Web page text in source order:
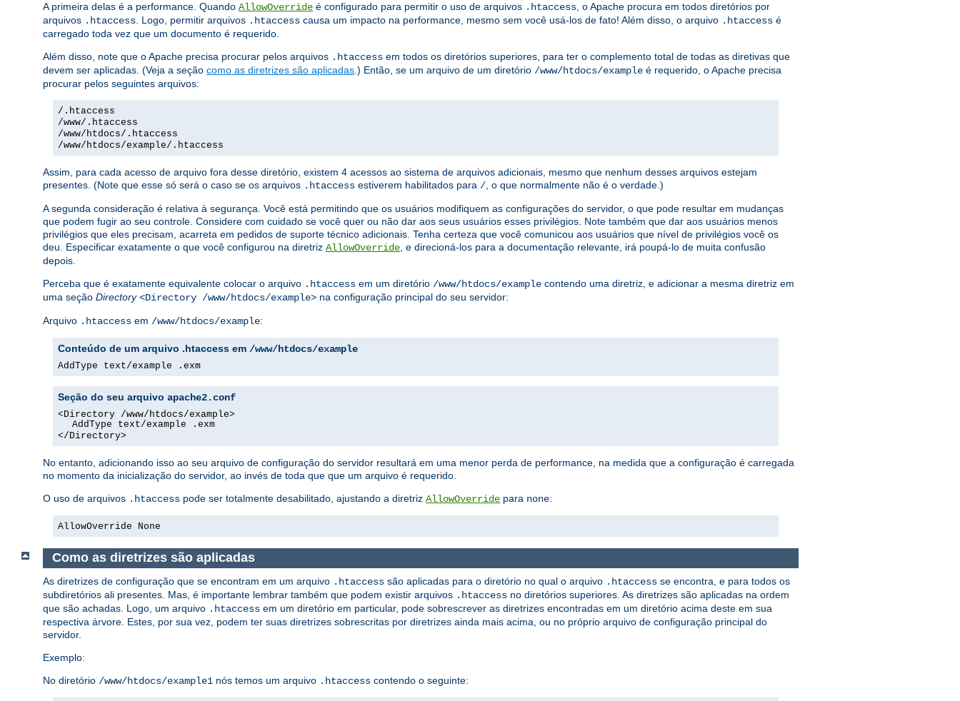
A primeira delas é a performance. Quando AllowOverride é configurado para permitir o uso de arquivos .htaccess, o Apache procura em todos diretórios por
arquivos .htaccess. Logo, permitir arquivos .htaccess causa um impacto na performance, mesmo sem você usá-los de fato! Além disso, o arquivo .htaccess é
carregado toda vez que um documento é requerido.
Além disso, note que o Apache precisa procurar pelos arquivos .htaccess em todos os diretórios superiores, para ter o complemento total de todas as diretivas que
devem ser aplicadas. (Veja a seção como as diretrizes são aplicadas.) Então, se um arquivo de um diretório /www/htdocs/example é requerido, o Apache precisa
procurar pelos seguintes arquivos:
/.htaccess
/www/.htaccess
/www/htdocs/.htaccess
/www/htdocs/example/.htaccess
Assim, para cada acesso de arquivo fora desse diretório, existem 4 acessos ao sistema de arquivos adicionais, mesmo que nenhum desses arquivos estejam
presentes. (Note que esse só será o caso se os arquivos .htaccess estiverem habilitados para /, o que normalmente não é o verdade.)
A segunda consideração é relativa à segurança. Você está permitindo que os usuários modifiquem as configurações do servidor, o que pode resultar em mudanças
que podem fugir ao seu controle. Considere com cuidado se você quer ou não dar aos seus usuários esses privilégios. Note também que dar aos usuários menos
privilégios que eles precisam, acarreta em pedidos de suporte técnico adicionais. Tenha certeza que você comunicou aos usuários que nível de privilégios você os
deu. Especificar exatamente o que você configurou na diretriz AllowOverride, e direcioná-los para a documentação relevante, irá poupá-lo de muita confusão
depois.
Perceba que é exatamente equivalente colocar o arquivo .htaccess em um diretório /www/htdocs/example contendo uma diretriz, e adicionar a mesma diretriz em
uma seção Directory <Directory /www/htdocs/example> na configuração principal do seu servidor:
Arquivo .htaccess em /www/htdocs/example:
Conteúdo de um arquivo .htaccess em /www/htdocs/example
AddType text/example .exm
Seção do seu arquivo apache2.conf
<Directory /www/htdocs/example>
AddType text/example .exm
</Directory>
No entanto, adicionando isso ao seu arquivo de configuração do servidor resultará em uma menor perda de performance, na medida que a configuração é carregada
no momento da inicialização do servidor, ao invés de toda que que um arquivo é requerido.
O uso de arquivos .htaccess pode ser totalmente desabilitado, ajustando a diretriz AllowOverride para none:
AllowOverride None
Como as diretrizes são aplicadas
As diretrizes de configuração que se encontram em um arquivo .htaccess são aplicadas para o diretório no qual o arquivo .htaccess se encontra, e para todos os
subdiretórios ali presentes. Mas, é importante lembrar também que podem existir arquivos .htaccess no diretórios superiores. As diretrizes são aplicadas na ordem
que são achadas. Logo, um arquivo .htaccess em um diretório em particular, pode sobrescrever as diretrizes encontradas em um diretório acima deste em sua
respectiva árvore. Estes, por sua vez, podem ter suas diretrizes sobrescritas por diretrizes ainda mais acima, ou no próprio arquivo de configuração principal do
servidor.
Exemplo:
No diretório /www/htdocs/example1 nós temos um arquivo .htaccess contendo o seguinte: